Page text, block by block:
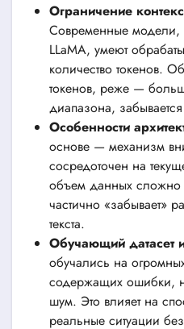
Ограничение
Современные модели,
LLaMA, умеют
количество токенов.
токенов, реже —
диапазона,
Особенности
основе — механизм
сосредоточен на
объем данных сложно
частично «забывает»
текста.
Обучающий датасет
обучались на
содержащих ошибки,
шум. Это влияет на
реальные ситуации